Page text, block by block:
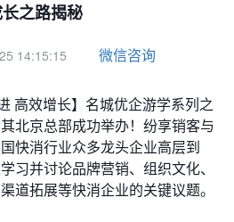
之路揭秘
14:15:15 微信咨询
高效增长】名城优企游学系列之
北京总部成功举办！纷享销客与
快消行业众多龙头企业高层到
习并讨论品牌营销、组织文化、
道拓展等快消企业的关键议题。